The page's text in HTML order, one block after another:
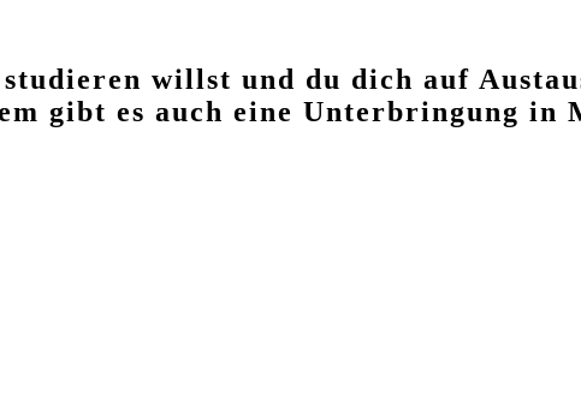
willst und du dich auf
gibt es auch eine Unterbringung in